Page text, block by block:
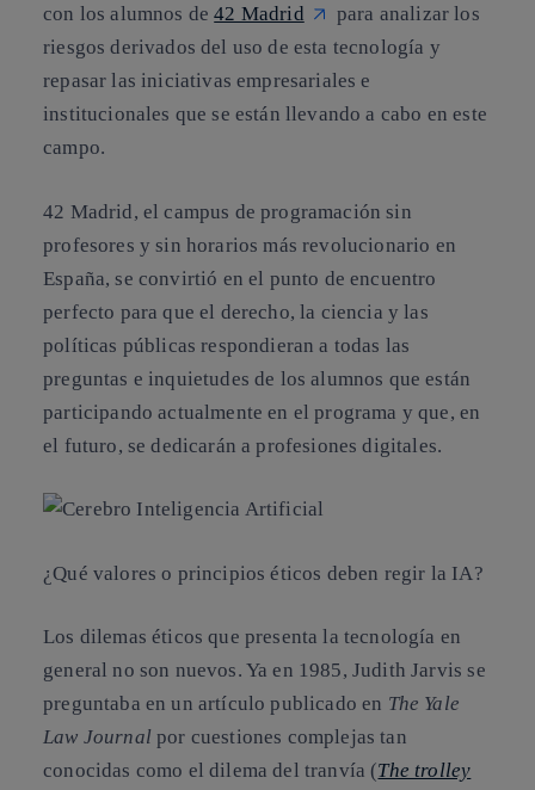
con los alumnos de42 Madrid
para analizar los
riesgos derivados del uso de esta tecnología y
repasar las iniciativas empresariales e
institucionales que se están llevando a cabo en este
campo.
42 Madrid, el campus de programación sin
profesores y sin horarios más revolucionario en
España, se convirtió en el punto de encuentro
perfecto para que el derecho, la ciencia y las
políticas públicas respondieran a todas las
preguntas e inquietudes de los alumnos que están
participando actualmente en el programa y que, en
el futuro, se dedicarán a profesiones digitales.
¿Qué valores o principios éticos deben regir la IA?
Los dilemas éticos que presenta la tecnología en
general no son nuevos. Ya en 1985, Judith Jarvis se
preguntaba en un artículo publicado en The Yale
Law Journalpor cuestiones complejas tan
conocidas como el dilema del tranvía (The trolley